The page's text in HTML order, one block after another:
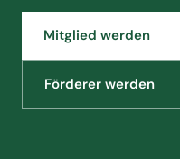
Mitglied werden
Förderer werden